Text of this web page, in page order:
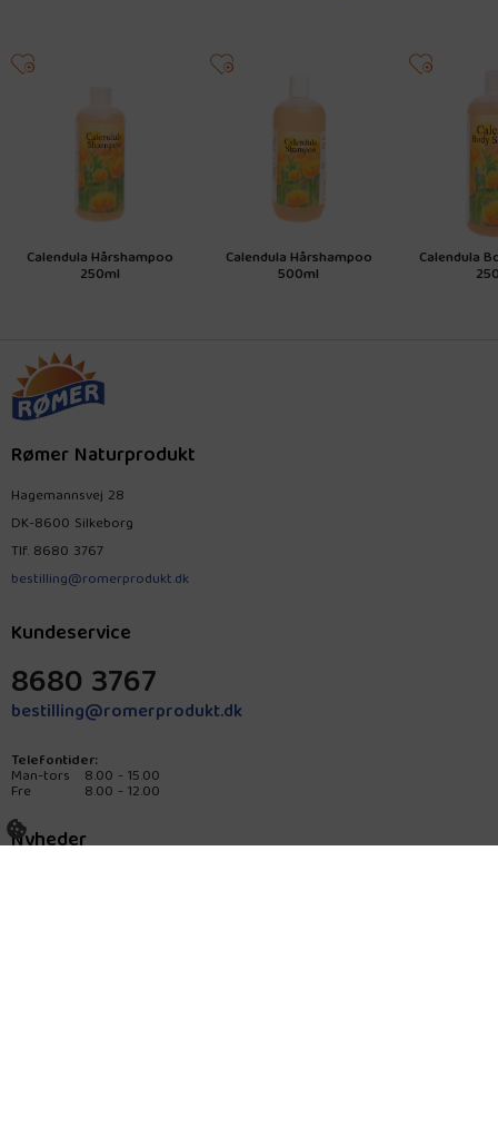
Calendula Hårshampoo
250ml
Calendula Hårshampoo
500ml
Calendula
Rømer Naturprodukt
Hagemannsvej 28
DK-8600 Silkeborg
Tlf. 8680 3767
bestilling@romerprodukt.dk
Kundeservice
8680 3767
bestilling@romerprodukt.dk
Telefontider:
Man-tors 8.00 - 15.00
Fre 8.00 - 12.00
Nyheder